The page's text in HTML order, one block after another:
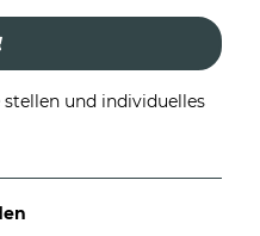
und individuelles